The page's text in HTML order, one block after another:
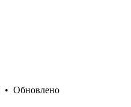
• Обновлено